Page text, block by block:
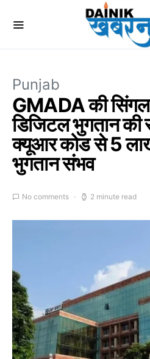
Punjab
GMADA की सिंगल
डिजिटल भुगतान
क्यूआर कोड से 5
भुगतान संभव
No comments 2 minute read